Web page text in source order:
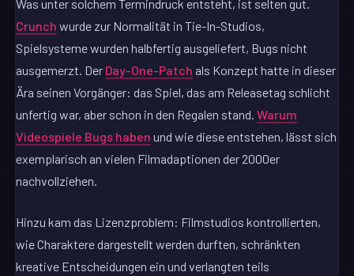
Was unter solchem Termindruck entsteht, ist selten gut.
Crunch wurde zur Normalität in Tie-In-Studios,
Spielsysteme wurden halbfertig ausgeliefert, Bugs nicht
ausgemerzt. Der Day-One-Patch als Konzept hatte in dieser
Ära seinen Vorgänger: das Spiel, das am Releasetag schlicht
unfertig war, aber schon in den Regalen stand.Warum
Videospiele Bugs haben und wie diese entstehen, lässt sich
exemplarisch an vielen Filmadaptionen der 2000er
nachvollziehen.
Hinzu kam das Lizenzproblem: Filmstudios kontrollierten,
wie Charaktere dargestellt werden durften, schränkten
kreative Entscheidungen ein und verlangten teils